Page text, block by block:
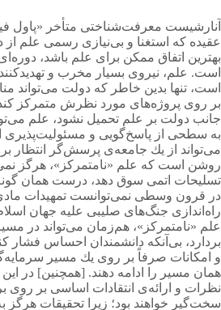
عقیده كه استغنا و بی‌نیازی رسمی علم
بهترین اتفاق ممكن برای علم باشد،
است. علم، نیروی بسیار مخرب و
است، تنها بدین خاطر كه دولت می‌تواند
بر روی پروژه‌های مورد نظرش متمركز
جانب دولت بر علم تحمیل نشود، علم
به سطحی از پاسخ‌گویی و مسئولیت‌پذیری
می‌تواند از یك جامعه‌ی پرسش‌گر انتظار
روشن است كه علم «نامتمركز»، هرگز
تسلیحات اتمی سوق دهد، درست همان
در قرون وسطی نمی‌توانست تمهیدات
راه‌اندازی جنگ‌های صلیبی علیه جهان
علم «نامتمركز»، هم‌زمان می‌تواند در
بردارد، بی‌آنكه دانشمندان احساس فشار
و امكانات صرفاً بر روی یك مسیر
همان مسیر را ادامه دهند. [همچنین] در
نظرات و ارائه‌ی انتقادات اساسی بر روی
سخت‌گیر خواهند بود؛ زیرا تحقیقات هرگز